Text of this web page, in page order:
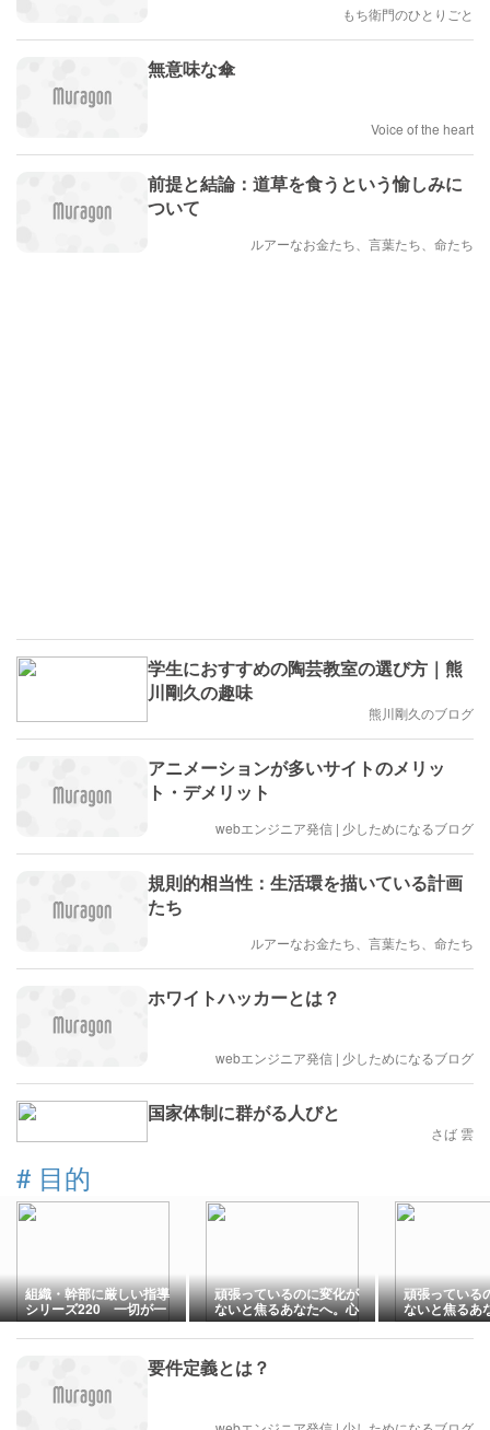
もち衛門のひとりごと
無意味な傘
Voice of the heart
前提と結論：道草を食うという愉しみに
ついて
ルアーなお金たち、言葉たち、命たち
学生におすすめの陶芸教室の選び方｜熊
川剛久の趣味
熊川剛久のブログ
アニメーションが多いサイトのメリッ
ト・デメリット
webエンジニア発信 | 少しためになるブログ
規則的相当性：生活環を描いている計画
たち
ルアーなお金たち、言葉たち、命たち
ホワイトハッカーとは？
webエンジニア発信 | 少しためになるブログ
国家体制に群がる人びと
さば 雲
# 目的
組織・幹部に厳しい指導
シリーズ220 一切が一
人の幸福のための手段
頑張っているのに変化が
ないと焦るあなたへ。心
が楽になる「サナギ」の
法則
頑張っている
ないと焦るあ
が楽になる「
法則
要件定義とは？